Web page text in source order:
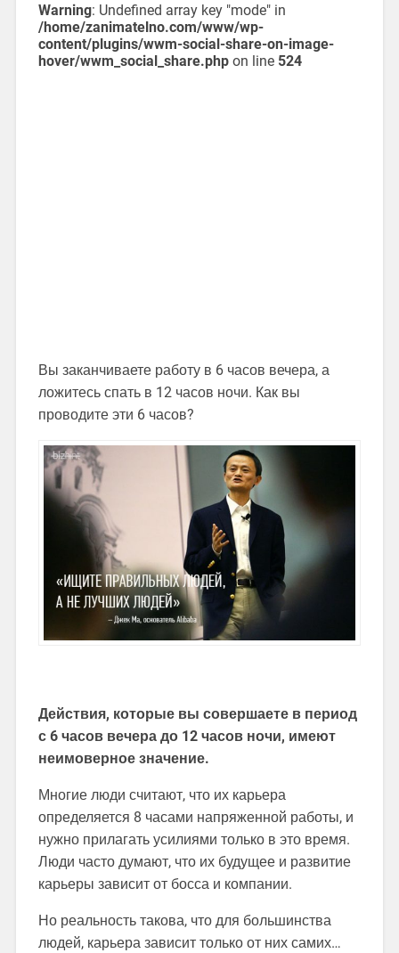
Warning: Undefined array key "mode" in
/home/zanimatelno.com/www/wp-
content/plugins/wwm-social-share-on-image-
hover/wwm_social_share.phpon line 524
Вы заканчиваете работу в 6 часов вечера, а
ложитесь спать в 12 часов ночи. Как вы
проводите эти 6 часов?
Действия, которые вы совершаете в период
с 6 часов вечера до 12 часов ночи, имеют
неимоверное значение.
Многие люди считают, что их карьера
определяется 8 часами напряженной работы, и
нужно прилагать усилиями только в это время.
Люди часто думают, что их будущее и развитие
карьеры зависит от босса и компании.
Но реальность такова, что для большинства
людей, карьера зависит только от них самих…